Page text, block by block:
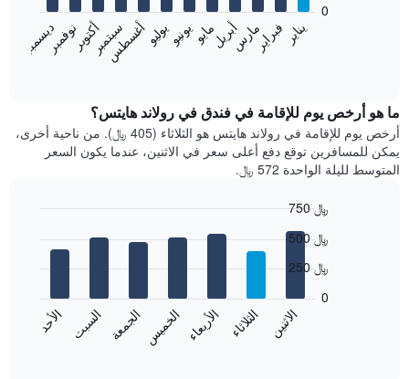
سعر
غرفة
كل
شهر
يتضمن
ينايرفبرايرمارسأبريلمايويونيويوليوأغسطس
سبتمبرأكتوبرنوفمبر
ديسمبر
0
ما هو أرخص يوم للإقامة في فندق في رولاند هايتس؟
أرخص يوم للإقامة في رولاند هايتس هو الثلاثاء (405 ﷼). من ناحية أخرى،
يمكن للمسافرين توقع دفع أعلى سعر في الاثنين، عندما يكون السعر
المتوسط لليلة الواحدة 572 ﷼.
الاثنين الثلاثاء الأربعاء الخميسالجمعة السبت الأحد
0
250 ﷼
500 ﷼
750 ﷼